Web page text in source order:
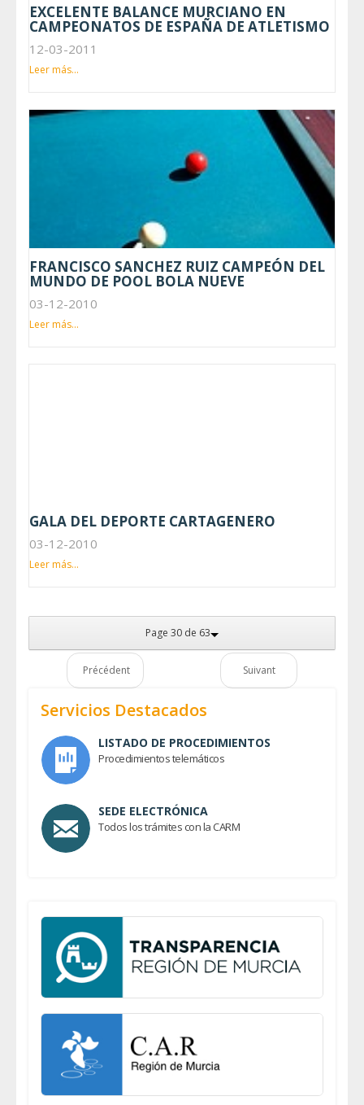
EXCELENTE BALANCE MURCIANO EN
CAMPEONATOS DE ESPAÑA DE ATLETISMO
12-03-2011
Leer más...
FRANCISCO SANCHEZ RUIZ CAMPEÓN DEL
MUNDO DE POOL BOLA NUEVE
03-12-2010
Leer más...
GALA DEL DEPORTE CARTAGENERO
03-12-2010
Leer más...
Page 30 de 63
Précédent Suivant
Servicios Destacados
LISTADO DE PROCEDIMIENTOS
Procedimientos telemáticos
SEDE ELECTRÓNICA
Todos los trámites con la CARM